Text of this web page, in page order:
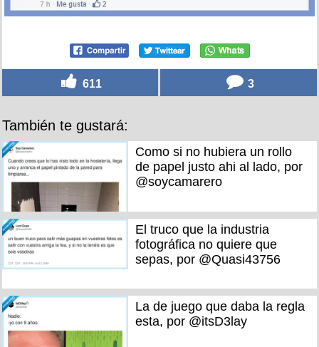
611 3
También te gustará:
Como si no hubiera un rollo
de papel justo ahi al lado, por
@soycamarero
El truco que la industria
fotográfica no quiere que
sepas, por @Quasi43756
La de juego que daba la regla
esta, por @itsD3lay